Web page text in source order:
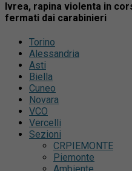
Ivrea, rapina violenta in
fermati dai carabinieri
Torino
Alessandria
Asti
Biella
Cuneo
Novara
VCO
Vercelli
Sezioni
CRPIEMONTE
Piemonte